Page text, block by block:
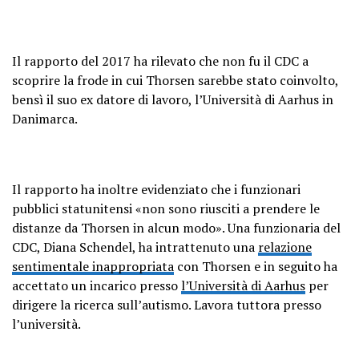
Il rapporto del 2017 ha rilevato che non fu il CDC a
scoprire la frode in cui Thorsen sarebbe stato coinvolto,
bensì il suo ex datore di lavoro, l’Università di Aarhus in
Danimarca.
Il rapporto ha inoltre evidenziato che i funzionari
pubblici statunitensi «non sono riusciti a prendere le
distanze da Thorsen in alcun modo». Una funzionaria del
CDC, Diana Schendel, ha intrattenuto una relazione
sentimentale inappropriata con Thorsen e in seguito ha
accettato un incarico pressol’Università di Aarhus per
dirigere la ricerca sull’autismo. Lavora tuttora presso
l’università.